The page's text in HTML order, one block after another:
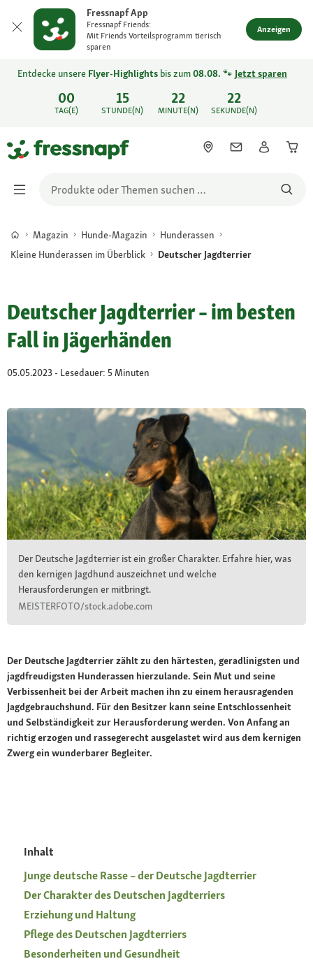
Fressnapf App
Fressnapf Friends:
Mit Friends Vorteilsprogramm tierisch
sparen
Anzeigen
00
TAG(E)
15
STUNDE(N)
22
MINUTE(N)
22
SEKUNDE(N)
Entdecke unsere Flyer-Highlights bis zum08.08. 🐾 Jetzt sparen
Magazin Hunde-Magazin
Hunderassen
Kleine Hunderassen im Überblick
Deutscher Jagdterrier
Deutscher Jagdterrier – im besten
Fall in Jägerhänden
05.05.2023 - Lesedauer: 5 Minuten
Der Deutsche Jagdterrier ist ein großer Charakter. Erfahre hier, was
den kernigen Jagdhund auszeichnet und welche
Herausforderungen er mitbringt.
MEISTERFOTO/stock.adobe.com
Der Deutsche Jagdterrier zählt zu den härtesten, geradlinigsten und
jagdfreudigsten Hunderassen hierzulande. Sein Mut und seine
Verbissenheit bei der Arbeit machen ihn zu einem herausragenden
Jagdgebrauchshund. Für den Besitzer kann seine Entschlossenheit
und Selbständigkeit zur Herausforderung werden. Von Anfang an
richtig erzogen und rassegerecht ausgelastet wird aus dem kernigen
Zwerg ein wunderbarer Begleiter.
Inhalt
Junge deutsche Rasse – der Deutsche Jagdterrier
Der Charakter des Deutschen Jagdterriers
Erziehung und Haltung
Pflege des Deutschen Jagdterriers
Besonderheiten und Gesundheit